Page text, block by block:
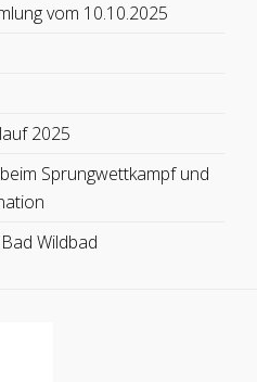
vom 10.10.2025
2025
Sprungwettkampf und
Wildbad